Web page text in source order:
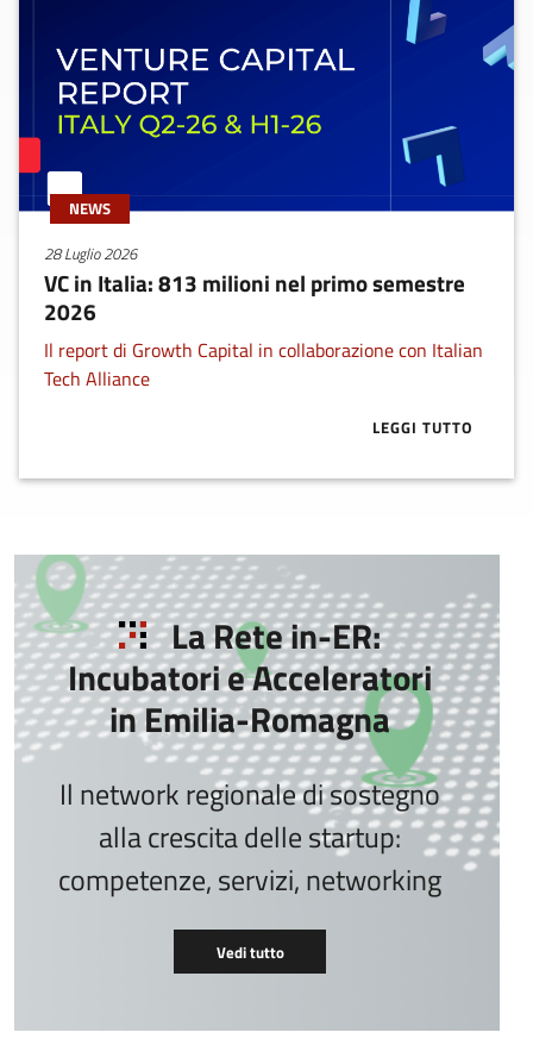
NEWS
28 Luglio 2026
VC in Italia: 813 milioni nel primo semestre
2026
Il report di Growth Capital in collaborazione con Italian
Tech Alliance
LEGGI TUTTOABOUT VC IN
La Rete in-ER:
Incubatori e Acceleratori
in Emilia-Romagna
Il network regionale di sostegno
alla crescita delle startup:
competenze, servizi, networking
Vedi tutto